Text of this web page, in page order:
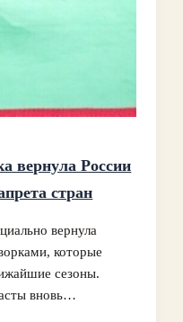
вернула России
стран
вернула
которые
сезоны.
вновь…